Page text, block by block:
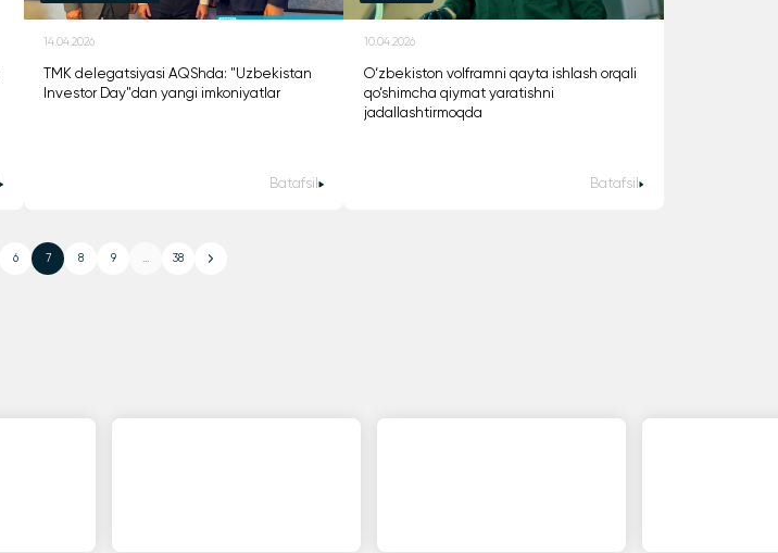
14.04.2026
TMK delegatsiyasi AQShda: "Uzbekistan
Investor Day"dan yangi imkoniyatlar
Batafsil
10.04.2026
O‘zbekiston volframni qayta ishlash orqali
qo‘shimcha qiymat yaratishni
jadallashtirmoqda
Batafsil
6 7 8 9 38